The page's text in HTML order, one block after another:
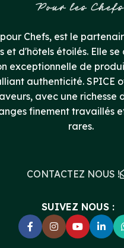
pour Chefs, est le
et d'hôtels étoilés. Elle
exceptionnelle de
authenticité. SPICE
avec une richesse
finement travaillés
rares.
CONTACTEZ NOUS !
SUIVEZ NOUS :